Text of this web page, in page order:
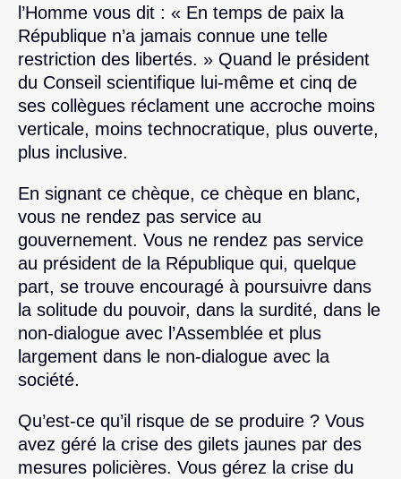
l’Homme vous dit : « En temps de paix la
République n’a jamais connue une telle
restriction des libertés. » Quand le président
du Conseil scientifique lui-même et cinq de
ses collègues réclament une accroche moins
verticale, moins technocratique, plus ouverte,
plus inclusive.
En signant ce chèque, ce chèque en blanc,
vous ne rendez pas service au
gouvernement. Vous ne rendez pas service
au président de la République qui, quelque
part, se trouve encouragé à poursuivre dans
la solitude du pouvoir, dans la surdité, dans le
non-dialogue avec l’Assemblée et plus
largement dans le non-dialogue avec la
société.
Qu’est-ce qu’il risque de se produire ? Vous
avez géré la crise des gilets jaunes par des
mesures policières. Vous gérez la crise du